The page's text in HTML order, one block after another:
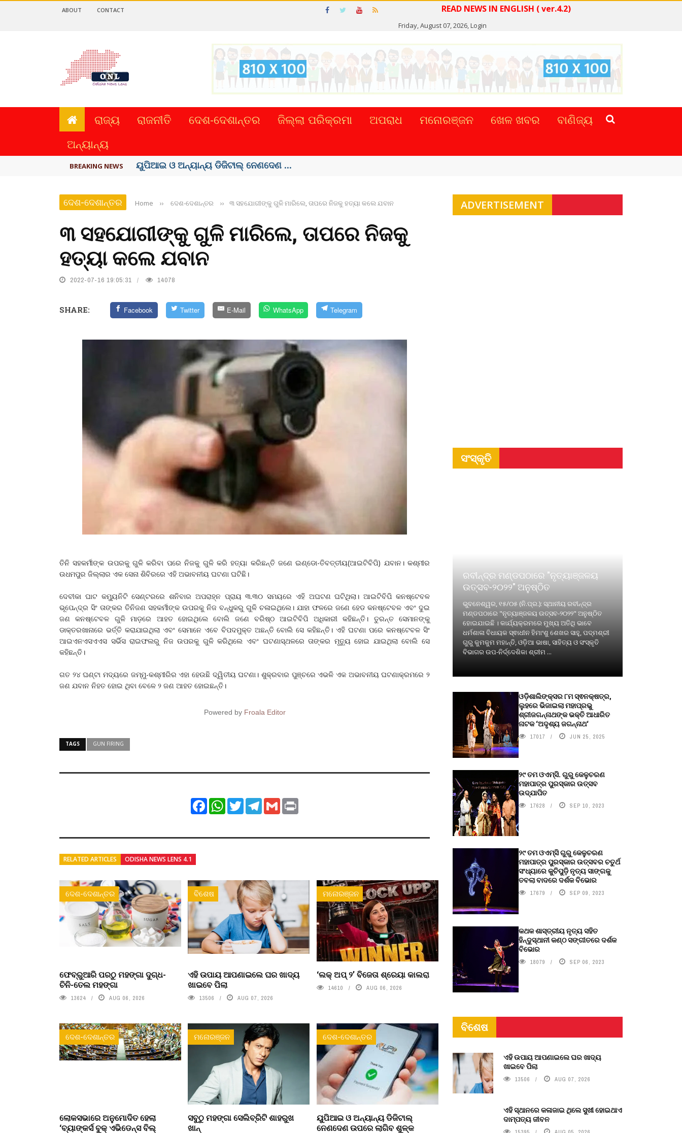
READ NEWS IN ENGLISH ( ver.4.2)
Friday, August 07, 2026,Login
ABOUT CONTACT
ରାଜ୍ୟ ରାଜନୀତି ଦେଶ-ଦେଶାନ୍ତର ଜିଲ୍ଲା ପରିକ୍ରମା ଅପରାଧ ମନୋରଞ୍ଜନ ଖେଳ ଖବର
ବାଣିଜ୍ୟ
ଅନ୍ୟାନ୍ୟ
BREAKING NEWS ତଣ୍ଡ ଗଣିବା ମେଟା, ଦେବ ୫ ହଜାର କୋଟିର ...
ଦେଶ-ଦେଶାନ୍ତର Home ›› ଦେଶ-ଦେଶାନ୍ତର ›› ୩ ସହଯୋଗୀଙ୍କୁ ଗୁଳି ମାରିଲେ, ତାପରେ ନିଜକୁ ହତ୍ୟା କଲେ ଯବାନ
୩ ସହଯୋଗୀଙ୍କୁ ଗୁଳି ମାରିଲେ, ତାପରେ ନିଜକୁ
ହତ୍ୟା କଲେ ଯବାନ
2022-07-16 19:05:31 14078
SHARE: Facebook Twitter E-Mail WhatsApp Telegram
ତିନି ସହକର୍ମୀଙ୍କ ଉପରକୁ ଗୁଳି କରିବା ପରେ ନିଜକୁ ଗୁଳି କରି ହତ୍ୟା କରିଛନ୍ତି ଜଣେ ଇଣ୍ଡୋ-ତିବତ୍ତୀୟ(ଆଇଟିବିପି) ଯବାନ। କଶ୍ମୀର
ଉଧମପୁର ଜିଲ୍ଲାର ଏକ ସେନା ଶିବିରରେ ଏହି ଅଭାବନୀୟ ଘଟଣା ଘଟିଛି।
ଦେବୀକା ଘାଟ କମ୍ୟୁନିଟି ସେଣ୍ଟରରେ ଶନିବାର ଅପରାହ୍ନ ପ୍ରାୟ ୩.୩୦ ସମୟରେ ଏହି ଅଘଟଣ ଘଟିଥିଲା। ଆଇଟିବିପି କନଷ୍ଟେବଳ
ଭୂପେନ୍ଦ୍ର ସିଂ ତାଙ୍କର ତିନିଜଣ ସହକର୍ମୀଙ୍କ ଉପରକୁ ନିଜ ବନ୍ଧୁକରୁ ଗୁଳି ଚଳାଇଥିଲେ। ଯାହା ଫଳରେ ଜଣେ ହେଡ କନଷ୍ଟେବଳ ଏବଂ ଦୁଇ
ଜଣ କନଷ୍ଟେବଳ ଗୁଳି ମାଡ଼ରେ ଆହତ ହୋଇଥିଲେ ବୋଲି ଜଣେ ବରିଷ୍ଠ ଆଇଟିବିପି ଅଧିକାରୀ କହିଛନ୍ତି। ତୁରନ୍ତ ସେମାନଙ୍କୁ
ଡାକ୍ତରଖାନାରେ ଭର୍ତ୍ତି କରାଯାଇଥିଲା ଏବଂ ସେମାନେ ଏବେ ବିପଦମୁକ୍ତ ଅଛନ୍ତି ବୋଲି ସେ କହିଛନ୍ତି। ଏହି ଘଟଣା ପରେ କନଷ୍ଟେବଳ ସିଂ
ଆଇଏନଏସଏଏସ ସର୍ଭିସ ରାଇଫଲରୁ ନିଜ ଉପରକୁ ଗୁଳି କରିଥିଲେ ଏବଂ ଘଟଣାସ୍ଥଳରେ ତାଙ୍କର ମୃତ୍ୟୁ ହୋଇ ଯାଇଥିଲା ବୋଲି ସେ
କହିଛନ୍ତି।
ଗତ ୨୪ ଘଣ୍ଟା ମଦ୍ୟରେ ଜମ୍ମୁ-କଶ୍ମୀରିର ଏହା ହେଉଛି ଦ୍ୱିତୀୟ ଘଟଣା। ଶୁକ୍ରବାର ପୁଞ୍ଚରେ ଏଭଳି ଏକ ଅଭାବନୀୟ ଘଟଣାକ୍ରମରେ ୨
ଜଣ ଯବାନ ନିହତ ହୋଇ ଥିବା ବେଳେ ୨ ଜଣ ଆହତ ହୋଇଛନ୍ତି।
Powered by Froala Editor
TAGS GUN FIRING
FacebookWhatsApp
TwitterTelegram
Gmail
RELATED ARTICLES ODISHA NEWS LENS 4.1
ଦେଶ-ଦେଶାନ୍ତର
ଫେବ୍ରୁଆରି ପରଠୁ ମହଙ୍ଗା ଦୁଗ୍ଧ-
ଚିନି-ତେଲ ମହଙ୍ଗା
13624 AUG 06, 2026
ବିଶେଷ
ଏହି ଉପାୟ ଆପଣାଇଲେ ଘର ଖାଦ୍ୟ
ଖାଇବେ ପିଲା
13506 AUG 07, 2026
ମନୋରଞ୍ଜନ
‘ଲକ୍ ଅପ୍ ୨’ ବିଜେତା ଶ୍ରେୟା କାଲରା
14610 AUG 06, 2026
ଦେଶ-ଦେଶାନ୍ତର
ଲୋକସଭାରେ ଅନୁମୋଦିତ ହେଲା
‘ବ୍ୟାଙ୍କର୍ସ ବୁକ୍ ଏଭିଡେନ୍ସ ବିଲ୍
ମନୋରଞ୍ଜନ
ସବୁଠୁ ମହଙ୍ଗା ସେଲିବ୍ରିଟି ଶାହରୁଖ
ଖାନ୍
ଦେଶ-ଦେଶାନ୍ତର
ୟୁପିଆଇ ଓ ଅନ୍ୟାନ୍ୟ ଡିଜିଟାଲ୍
ନେଣଦେଣ ଉପରେ ଲାଗିବ ଶୁଳ୍କ
ADVERTISEMENT
ସଂସ୍କୃତି
ରବୀନ୍ଦ୍ର ମଣ୍ଡପଠାରେ "ନୃତ୍ୟାଞ୍ଜଳୟ
ଉତ୍ସବ-୨୦୨୨" ଅନୁଷ୍ଠିତ
ଭୁବନେଶ୍ୱର, ୧୫/୦୫ (ନି.ପ୍ର.): ସ୍ଥାନୀୟ ରବୀନ୍ଦ୍ର
ମଣ୍ଡପଠାରେ "ନୃତ୍ୟାଞ୍ଜଳୟ ଉତ୍ସବ-୨୦୨୨" ଅନୁଷ୍ଠିତ
ହୋଇଯାଇଛି । କାର୍ଯ୍ୟକ୍ରମରେ ମୁଖ୍ୟ ଅତିଥି ଭାବେ
ଧର୍ମଶାଳା ବିଧାୟକ ସ୍ଵାଧୀନ ହିମାଂଶୁ ଶେଖର ସାହୁ, ପଦ୍ମଶ୍ରୀ
ଗୁରୁ କୁମକୁମ ମହାନ୍ତି, ଓଡ଼ିଆ ଭାଷା, ସାହିତ୍ୟ ଓ ସଂସ୍କୃତି
ବିଭାଗର ଉପ-ନିର୍ଦ୍ଦେଶିକା ଶ୍ରୀମ ...
ଓଡ଼ିଶାଲିଙ୍କ୍ସର ୮ମ ସ୍ଵନକ୍ଷତ୍ର,
ଲୁହରେ ଭିଜାଇଲା ମହାପ୍ରଭୁ
ଶ୍ରୀଜଗନ୍ନାଥଙ୍କ ଭକ୍ତି ଆଧାରିତ
ନାଟକ ‘ଅଦୃଶ୍ୟ ଜଗନ୍ନାଥ‘
17017 JUN 25, 2025
୨୯ ତମ ଓଏମ୍‌ସି. ଗୁରୁ କେଳୁଚରଣ
ମହାପାତ୍ର ପୁରସ୍କାର ଉତ୍ସବ
ଉଦ୍‍ଯାପିତ
17628 SEP 10, 2023
୨୯ ତମ ଓଏମ୍‌ସି ଗୁରୁ କେଳୁଚରଣ
ମହାପାତ୍ର ପୁରସ୍କାର ଉତ୍ସବର ଚତୁର୍ଥ
ସଂଧ୍ୟାରେ କୁଚିପୁଡ଼ି ନୃତ୍ୟ ସାଙ୍ଗକୁ
ତବଲା ବାଦରେ ଦର୍ଶକ ବିଭୋର
17679 SEP 09, 2023
କଥକ ଶାସ୍ତ୍ରୀୟ ନୃତ୍ୟ ସହିତ
ହିନ୍ଦୁସ୍ଥାନୀ କଣ୍ଠ ସଙ୍ଗୀତରେ ଦର୍ଶକ
ବିଭୋର
18079 SEP 06, 2023
ବିଶେଷ
ଏହି ଉପାୟ ଆପଣାଇଲେ ଘର ଖାଦ୍ୟ
ଖାଇବେ ପିଲା
13506 AUG 07, 2026
ଏହି ସ୍ଥାନରେ କଳାଜାଇ ଥିଲେ ସୁଖୀ ହୋଇଥାଏ
ଦାମ୍ପତ୍ୟ ଜୀବନ